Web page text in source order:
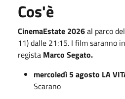
Cos'è
CinemaEstate 2026al parco
11) dalle 21:15. I film saranno
regista Marco Segato.
mercoledì 5 agosto LA
Scarano